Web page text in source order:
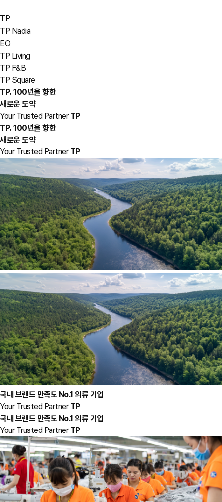
TP
TP Nadia
EO
TP Living
TP F&B
TP Square
TP, 100년을 향한
새로운 도약
Your Trusted Partner TP
TP, 100년을 향한
새로운 도약
Your Trusted Partner TP
국내 브랜드 만족도 No.1 의류 기업
Your Trusted Partner TP
국내 브랜드 만족도 No.1 의류 기업
Your Trusted Partner TP